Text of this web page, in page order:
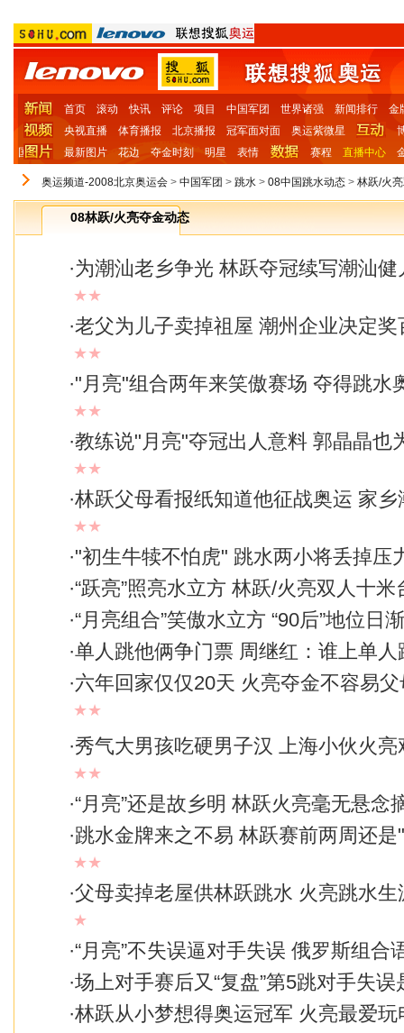
首页 滚动 快讯 评论 项目 中国军团 世界诸强 新闻排行
金
央视直播
体育播报 北京播报 冠军面对面 奥运紫微星
国
最新图片 花边 夺金时刻 明星 表情 赛程 直播中心
奥运频道-2008北京奥运会 > 中国军团 > 跳水 > 08中国跳水动态 > 林跃/火
08林跃/火亮夺金动态
·为潮汕老乡争光 林跃夺冠续写潮汕
★★
·老父为儿子卖掉祖屋 潮州企业决定奖
★★
·"月亮"组合两年来笑傲赛场 夺得跳水
★★
·教练说"月亮"夺冠出人意料 郭晶晶也
★★
·林跃父母看报纸知道他征战奥运 家乡
★★
·"初生牛犊不怕虎" 跳水两小将丢掉压
·“跃亮”照亮水立方 林跃/火亮双人十米
·“月亮组合”笑傲水立方 “90后”地位日
·单人跳他俩争门票 周继红：谁上单人
·六年回家仅仅20天 火亮夺金不容易
★★
·秀气大男孩吃硬男子汉 上海小伙火亮
★★
·“月亮”还是故乡明 林跃火亮毫无悬念
·跳水金牌来之不易 林跃赛前两周还
★★
·父母卖掉老屋供林跃跳水 火亮跳水生
★
·“月亮”不失误逼对手失误 俄罗斯组合
·场上对手赛后又“复盘”第5跳对手失误
·林跃从小梦想得奥运冠军 火亮最爱玩